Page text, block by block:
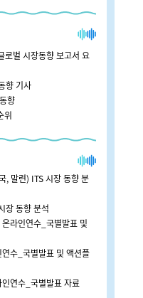
벌 시장동향 보고서 요
향 기사
향
위
, 말련) ITS 시장 동향 분
장 동향 분석
라인연수_국별발표 및
수_국별발표 및 액션플
연수_국별발표 자료